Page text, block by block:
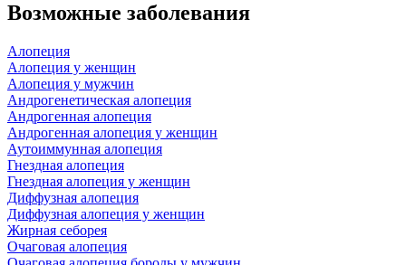
Возможные заболевания
Алопеция
Алопеция у женщин
Алопеция у мужчин
Андрогенетическая алопеция
Андрогенная алопеция
Андрогенная алопеция у женщин
Аутоиммунная алопеция
Гнездная алопеция
Гнездная алопеция у женщин
Диффузная алопеция
Диффузная алопеция у женщин
Жирная себорея
Очаговая алопеция